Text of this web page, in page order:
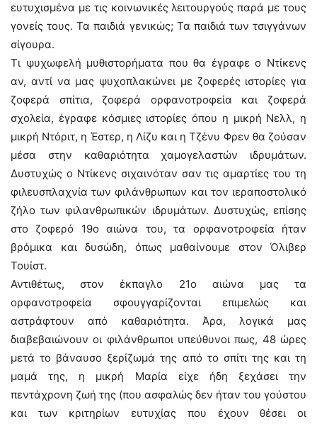
ευτυχισμένα με τις κοινωνικές λειτουργούς παρά με τους
γονείς τους. Τα παιδιά γενικώς; Τα παιδιά των τσιγγάνων
σίγουρα.
Τι ψυχωφελή μυθιστορήματα που θα έγραφε ο Ντίκενς
αν, αντί να μας ψυχοπλακώνει με ζοφερές ιστορίες για
ζοφερά σπίτια, ζοφερά ορφανοτροφεία και ζοφερά
σχολεία, έγραφε κόσμιες ιστορίες όπου η μικρή Νελλ, η
μικρή Ντόριτ, η Έστερ, η Λίζυ και η Τζένυ Φρεν θα ζούσαν
μέσα στην καθαριότητα χαμογελαστών ιδρυμάτων.
Δυστυχώς ο Ντίκενς σιχαινόταν σαν τις αμαρτίες του τη
φιλευσπλαχνία των φιλάνθρωπων και τον ιεραποστολικό
ζήλο των φιλανθρωπικών ιδρυμάτων. Δυστυχώς, επίσης
στο ζοφερό 19ο αιώνα του, τα ορφανοτροφεία ήταν
βρόμικα και δυσώδη, όπως μαθαίνουμε στον Όλιβερ
Τουίστ.
Αντιθέτως, στον έκπαγλο 21ο αιώνα μας τα
ορφανοτροφεία σφουγγαρίζονται επιμελώς και
αστράφτουν από καθαριότητα. Άρα, λογικά μας
διαβεβαιώνουν οι φιλάνθρωποι υπεύθυνοι πως, 48 ώρες
μετά το βάναυσο ξερίζωμά της από το σπίτι της και τη
μαμά της, η μικρή Μαρία είχε ήδη ξεχάσει την
πεντάχρονη ζωή της (που ασφαλώς δεν ήταν του γούστου
και των κριτηρίων ευτυχίας που έχουν θέσει οι